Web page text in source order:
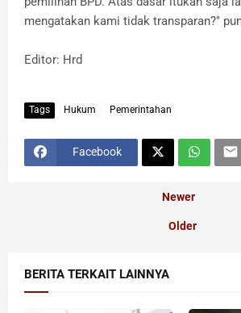
mengatakan kami tidak transparan?"
Editor: Hrd
Tags Hukum Pemerintahan
Facebook
Newer
Older
BERITA TERKAIT LAINNYA